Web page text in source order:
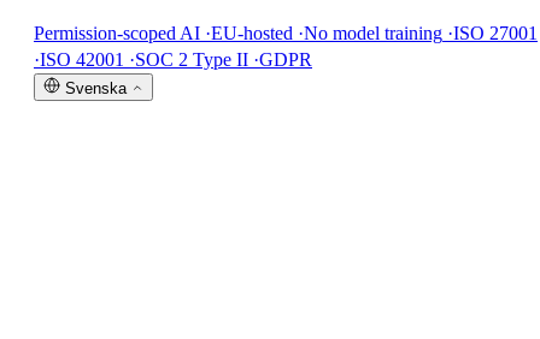
Permission-scoped AI ·EU-hosted ·No model training ·ISO 27001
·ISO 42001 ·SOC 2 Type II ·GDPR
Svenska